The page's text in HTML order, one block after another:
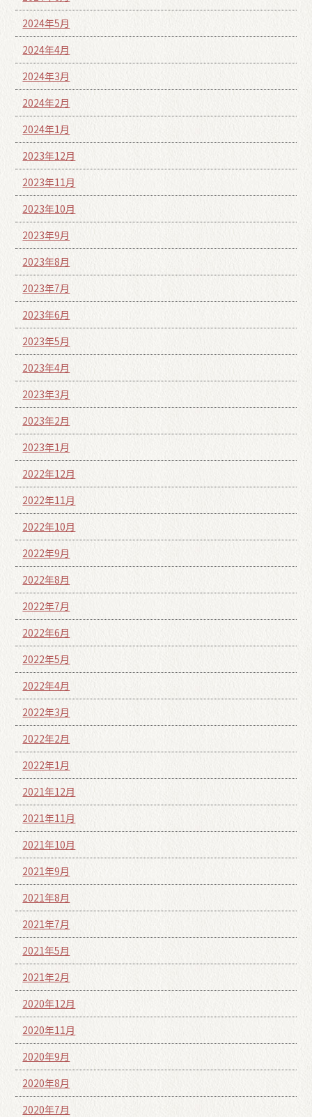
2024年5月
2024年4月
2024年3月
2024年2月
2024年1月
2023年12月
2023年11月
2023年10月
2023年9月
2023年8月
2023年7月
2023年6月
2023年5月
2023年4月
2023年3月
2023年2月
2023年1月
2022年12月
2022年11月
2022年10月
2022年9月
2022年8月
2022年7月
2022年6月
2022年5月
2022年4月
2022年3月
2022年2月
2022年1月
2021年12月
2021年11月
2021年10月
2021年9月
2021年8月
2021年7月
2021年5月
2021年2月
2020年12月
2020年11月
2020年9月
2020年8月
2020年7月